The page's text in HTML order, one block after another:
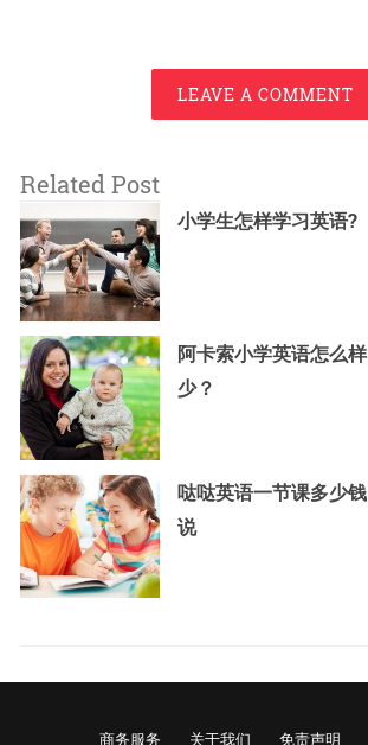
LEAVE A COMMENT
Related Post
小学生怎样学习英语?
阿卡索小学英语怎么
少？
哒哒英语一节课多少
说
商务服务 关于我们 免责声明